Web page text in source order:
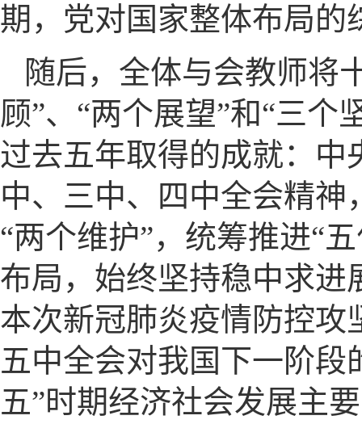
期，党对国家整体布局的
随后，全体与会教师将
顾”、“两个展望”和“三
过去五年取得的成就：
中、三中、四中全会精神
“两个维护”，统筹推进“
布局，始终坚持稳中求进
本次新冠肺炎疫情防控攻
五中全会对我国下一阶
五”时期经济社会发展主